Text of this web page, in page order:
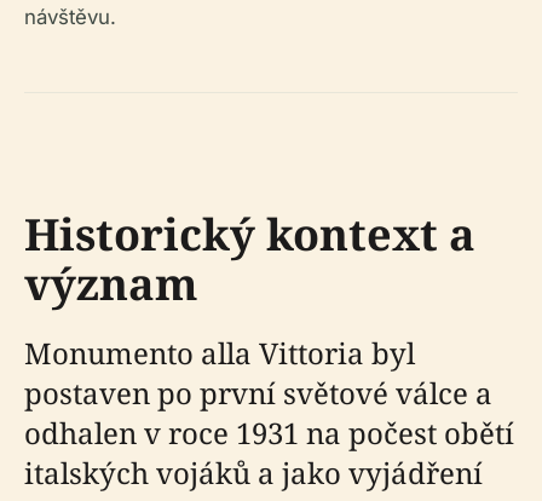
návštěvu.
Historický kontext a
význam
Monumento alla Vittoria byl
postaven po první světové válce a
odhalen v roce 1931 na počest obětí
italských vojáků a jako vyjádření